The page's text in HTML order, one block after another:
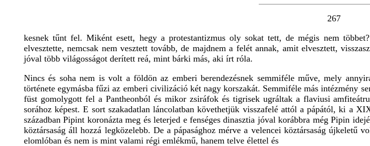
267
kesnek tűnt fel. Miként esett, hegy a protestantizmus oly sokat tett, de mégis nem
elvesztette, nemcsak nem vesztett tovább, de majdnem a felét annak, amit elvesztett,
jóval több világosságot derített reá, mint bárki más, aki írt róla.
Nincs és soha nem is volt a földön az emberi berendezésnek semmiféle műve, mely
története egymásba fűzi az emberi civilizáció két nagy korszakát. Semmiféle más intézmény
füst gomolygott fel a Pantheonból és mikor zsiráfok és tigrisek ugráltak a flaviusi
sorához képest. E sort szakadatlan láncolatban követhetjük visszafelé attól a pápától, ki a
században Pipint koronázta meg és leterjed e fenséges dinasztia jóval korábbra még Pipin
köztársaság áll hozzá legközelebb. De a pápasághoz mérve a velencei köztársaság újkeletű
elomlóban és nem is mint valami régi emlékmű, hanem telve élettel és